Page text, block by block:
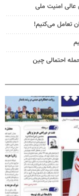
امنیت ملی
تعامل می‌کنیم!
حمله احتمالی چین